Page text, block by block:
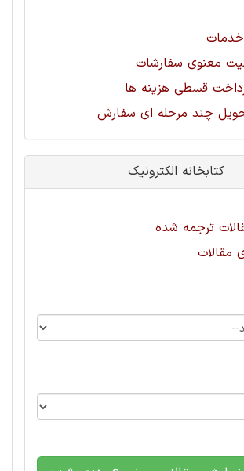
معنوی سفارشات
قسطی هزینه ها
چند مرحله ای سفارش
کتابخانه الکترونیک
ترجمه شده
مقالات